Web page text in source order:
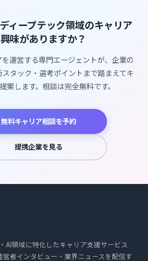
ィープテック領域のキャリア
味がありますか？
運営する専門エージェントが、企業の
タック・選考ポイントまで踏まえてキ
案します。相談は完全無料です。
無料キャリア相談を予約
提携企業を見る
AI領域に特化したキャリア支援サービス
営者インタビュー・業界ニュースを配信す